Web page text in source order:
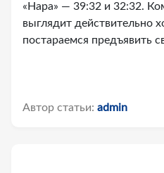
«Нара» — 39:32 и 32:32.
выглядит действительно
постараемся предъявить
Автор статьи: admin